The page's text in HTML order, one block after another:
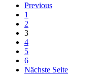
Previous
1
2
3
4
5
6
Nächste Seite